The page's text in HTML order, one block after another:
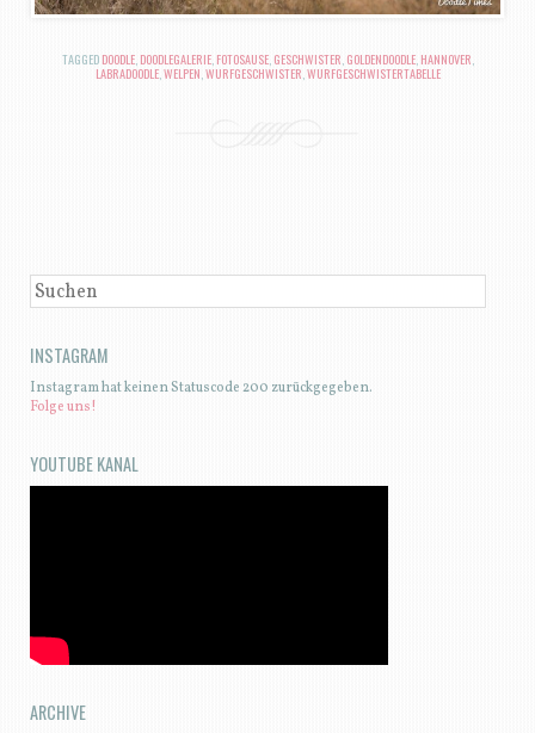
TAGGED DOODLE, DOODLEGALERIE, FOTOSAUSE, GESCHWISTER GOLDENDOODLE, HANNOVER
LABRADOODLE, WELPEN WURFGESCHWISTER WURFGESCHWISTERTABELLE
SUCHEN
INSTAGRAM
Instagram hat keinen Statuscode 200 zurückgegeben.
Folge uns!
YOUTUBE KANAL
ARCHIVE